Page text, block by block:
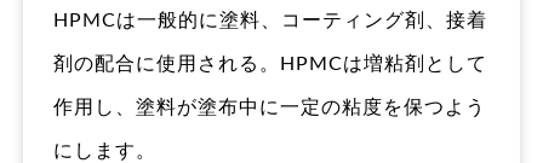
HPMCは一般的に塗料、コーティング剤、接着
剤の配合に使用される。HPMCは増粘剤として
作用し、塗料が塗布中に一定の粘度を保つよう
にします。